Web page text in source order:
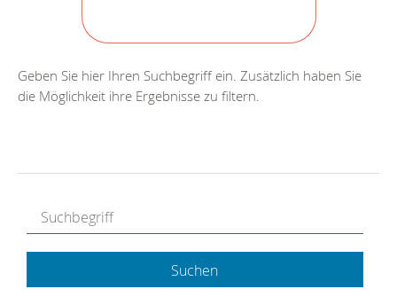
Geben Sie hier Ihren Suchbegriff ein. Zusätzlich haben Sie
die Möglichkeit ihre Ergebnisse zu filtern.
Suchen